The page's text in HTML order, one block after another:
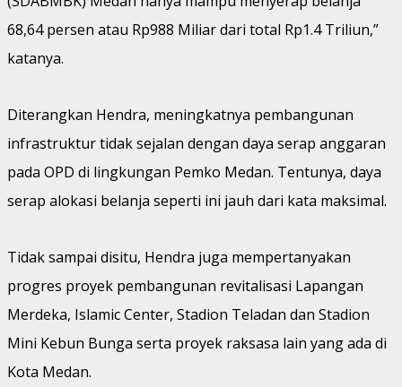
68,64 persen atau Rp988 Miliar dari total Rp1.4 Triliun,”
katanya.
Diterangkan Hendra, meningkatnya pembangunan
infrastruktur tidak sejalan dengan daya serap anggaran
pada OPD di lingkungan Pemko Medan. Tentunya, daya
serap alokasi belanja seperti ini jauh dari kata maksimal.
Tidak sampai disitu, Hendra juga mempertanyakan
progres proyek pembangunan revitalisasi Lapangan
Merdeka, Islamic Center, Stadion Teladan dan Stadion
Mini Kebun Bunga serta proyek raksasa lain yang ada di
Kota Medan.